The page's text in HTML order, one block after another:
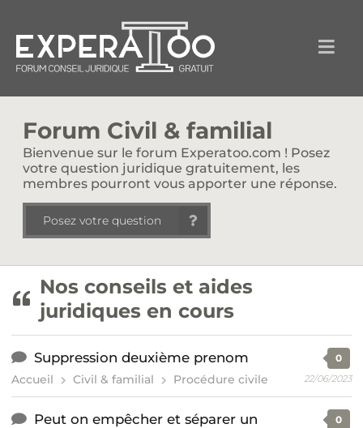
Forum Civil & familial
Bienvenue sur le forum Experatoo.com ! Posez
votre question juridique gratuitement, les
membres pourront vous apporter une réponse.
Posez votre question
Nos conseils et aides
juridiques en cours
Suppression deuxième prenom
Accueil Civil & familial Procédure civile
0
22/06/2023
Peut on empêcher et séparer un
0